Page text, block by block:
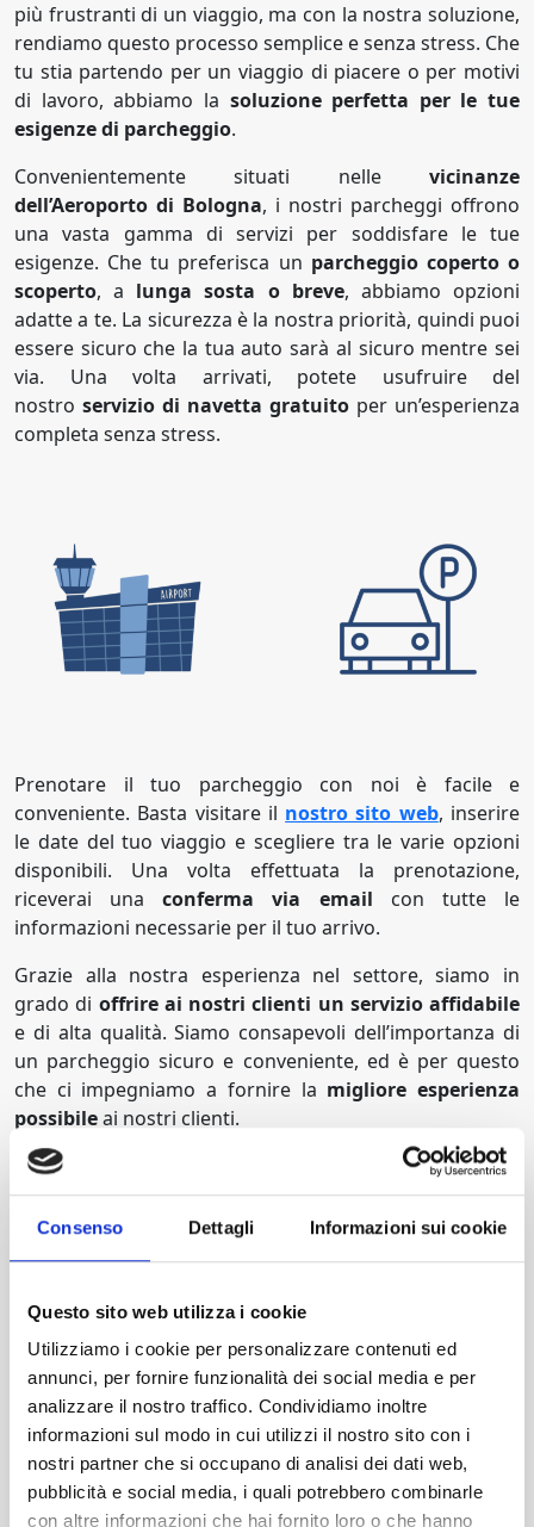
Consenso Dettagli Informazioni sui cookie
Questo sito web utilizza i cookie
Utilizziamo i cookie per personalizzare contenuti ed
annunci, per fornire funzionalità dei social media e per
analizzare il nostro traffico. Condividiamo inoltre
informazioni sul modo in cui utilizzi il nostro sito con i
nostri partner che si occupano di analisi dei dati web,
pubblicità e social media, i quali potrebbero combinarle
con altre informazioni che hai fornito loro o che hanno
più frustranti di un viaggio, ma con la nostra soluzione,
rendiamo questo processo semplice e senza stress. Che
tu stia partendo per un viaggio di piacere o per motivi
di lavoro, abbiamo la soluzione perfetta per le tue
esigenze di parcheggio.
Convenientemente situati nelle vicinanze
dell’Aeroporto di Bologna, i nostri parcheggi offrono
una vasta gamma di servizi per soddisfare le tue
esigenze. Che tu preferisca un parcheggio coperto o
scoperto, a lunga sosta o breve, abbiamo opzioni
adatte a te. La sicurezza è la nostra priorità, quindi puoi
essere sicuro che la tua auto sarà al sicuro mentre sei
via. Una volta arrivati, potete usufruire del
nostro servizio di navetta gratuito per un’esperienza
completa senza stress.
Prenotare il tuo parcheggio con noi è facile e
conveniente. Basta visitare il nostro sito web, inserire
le date del tuo viaggio e scegliere tra le varie opzioni
disponibili. Una volta effettuata la prenotazione,
riceverai unaconferma via email con tutte le
informazioni necessarie per il tuo arrivo.
Grazie alla nostra esperienza nel settore, siamo in
grado di offrire ai nostri clienti un servizio affidabile
e di alta qualità. Siamo consapevoli dell’importanza di
un parcheggio sicuro e conveniente, ed è per questo
che ci impegniamo a fornire la migliore esperienza
possibileai nostri clienti.
Quindi, se stai pianificando un
viaggio dall’Aeroporto
di Bologna, non lasciare nulla al caso. Prenota il tuo
parcheggio con noi oggi stesso e goditi la tranquillità di
all’aeroporto di Bologna , siamo qui per rendere il tuo
viaggio il più piacevole possibile.
Pianifica oggi il tuo viaggio senza
stress!